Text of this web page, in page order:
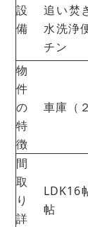
設
備
追い焚
水洗浄
チン
物
件
の
特
徴
車庫（
間
取
り
詳
LDK16
帖